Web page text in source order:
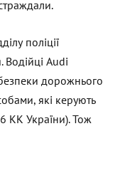
поліції
Водійці Audi
дорожнього
які керують
КК України). Тож